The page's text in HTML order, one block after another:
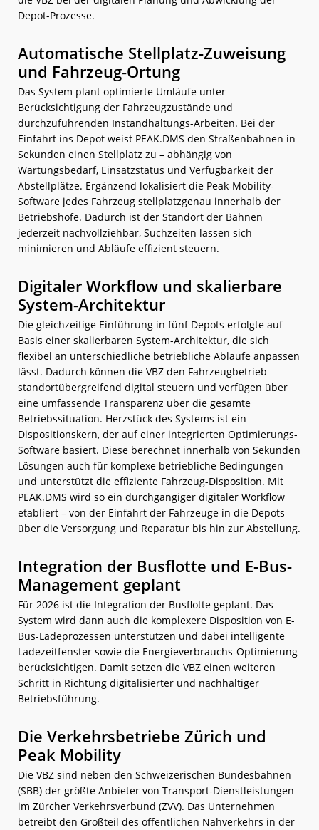
Depot-Prozesse.
Automatische Stellplatz-Zuweisung
und Fahrzeug-Ortung
Das System plant optimierte Umläufe unter
Berücksichtigung der Fahrzeugzustände und
durchzuführenden Instandhaltungs-Arbeiten. Bei der
Einfahrt ins Depot weist PEAK.DMS den Straßenbahnen in
Sekunden einen Stellplatz zu – abhängig von
Wartungsbedarf, Einsatzstatus und Verfügbarkeit der
Abstellplätze. Ergänzend lokalisiert die Peak-Mobility-
Software jedes Fahrzeug stellplatzgenau innerhalb der
Betriebshöfe. Dadurch ist der Standort der Bahnen
jederzeit nachvollziehbar, Suchzeiten lassen sich
minimieren und Abläufe effizient steuern.
Digitaler Workflow und skalierbare
System-Architektur
Die gleichzeitige Einführung in fünf Depots erfolgte auf
Basis einer skalierbaren System-Architektur, die sich
flexibel an unterschiedliche betriebliche Abläufe anpassen
lässt. Dadurch können die VBZ den Fahrzeugbetrieb
standortübergreifend digital steuern und verfügen über
eine umfassende Transparenz über die gesamte
Betriebssituation. Herzstück des Systems ist ein
Dispositionskern, der auf einer integrierten Optimierungs-
Software basiert. Diese berechnet innerhalb von Sekunden
Lösungen auch für komplexe betriebliche Bedingungen
und unterstützt die effiziente Fahrzeug-Disposition. Mit
PEAK.DMS wird so ein durchgängiger digitaler Workflow
etabliert – von der Einfahrt der Fahrzeuge in die Depots
über die Versorgung und Reparatur bis hin zur Abstellung.
Integration der Busflotte und E-Bus-
Management geplant
Für 2026 ist die Integration der Busflotte geplant. Das
System wird dann auch die komplexere Disposition von E-
Bus-Ladeprozessen unterstützen und dabei intelligente
Ladezeitfenster sowie die Energieverbrauchs-Optimierung
berücksichtigen. Damit setzen die VBZ einen weiteren
Schritt in Richtung digitalisierter und nachhaltiger
Betriebsführung.
Die Verkehrsbetriebe Zürich und
Peak Mobility
Die VBZ sind neben den Schweizerischen Bundesbahnen
(SBB) der größte Anbieter von Transport-Dienstleistungen
im Zürcher Verkehrsverbund (ZVV). Das Unternehmen
betreibt den Großteil des öffentlichen Nahverkehrs in der